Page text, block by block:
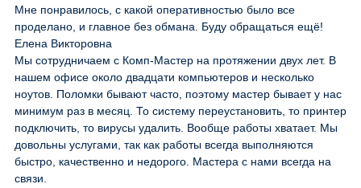
Мне понравилось, с какой оперативностью было все
проделано, и главное без обмана. Буду обращаться ещё!
Елена Викторовна
Мы сотрудничаем с Комп-Мастер на протяжении двух лет. В
нашем офисе около двадцати компьютеров и несколько
ноутов. Поломки бывают часто, поэтому мастер бывает у нас
минимум раз в месяц. То систему переустановить, то принтер
подключить, то вирусы удалить. Вообще работы хватает. Мы
довольны услугами, так как работы всегда выполняются
быстро, качественно и недорого. Мастера с нами всегда на
связи.